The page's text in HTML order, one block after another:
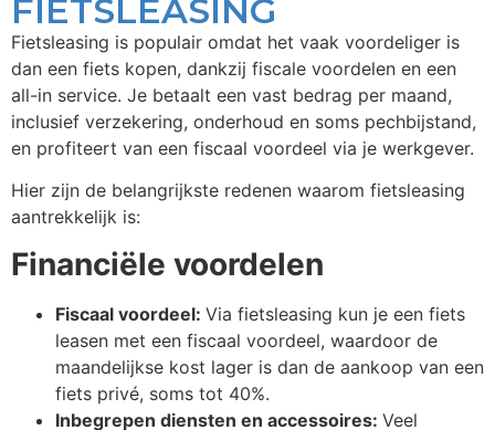
FIETSLEASING
Fietsleasing is populair omdat het vaak voordeliger is
dan een fiets kopen, dankzij fiscale voordelen en een
all-in service. Je betaalt een vast bedrag per maand,
inclusief verzekering, onderhoud en soms pechbijstand,
en profiteert van een fiscaal voordeel via je werkgever.
Hier zijn de belangrijkste redenen waarom fietsleasing
aantrekkelijk is:
Financiële voordelen
Fiscaal voordeel: Via fietsleasing kun je een fiets
leasen met een fiscaal voordeel, waardoor de
maandelijkse kost lager is dan de aankoop van een
fiets privé, soms tot 40%.
Inbegrepen diensten en accessoires: Veel